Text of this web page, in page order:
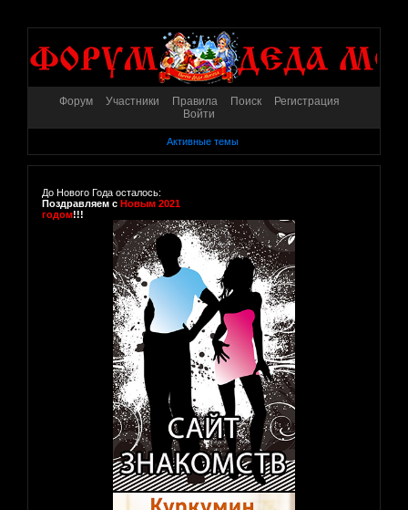
Форум Участники Правила Поиск
Регистрация
Войти
Активные темы
До Нового Года осталось:
Поздравляем с Новым 2021
годом!!!